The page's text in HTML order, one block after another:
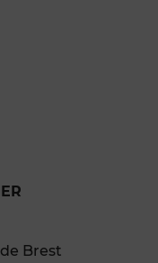
Brest